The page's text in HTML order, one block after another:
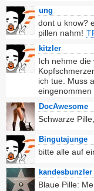
ung
dont u know?
pillen nahm!
kitzler
Ich nehme
ich tue. Muss
eingenommen
DocAwesome
Schwarze
Bingutajunge
bitte alle auf
kandesbunzler
Blaue Pille: